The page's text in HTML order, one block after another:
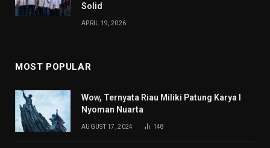
Solid
APRIL 19, 2026
MOST POPULAR
Wow, Ternyata Riau Miliki Patung Karya I
Nyoman Nuarta
AUGUST 17, 2024 148